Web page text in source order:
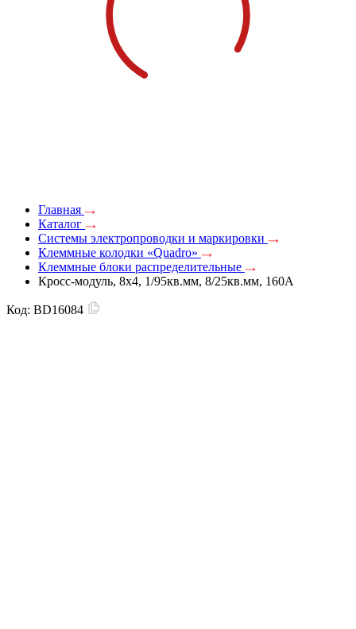
Главная
Каталог
Системы электропроводки и маркировки
Клеммные колодки «Quadro»
Клеммные блоки распределительные
Кросс-модуль, 8х4, 1/95кв.мм, 8/25кв.мм, 160А
Код: BD16084